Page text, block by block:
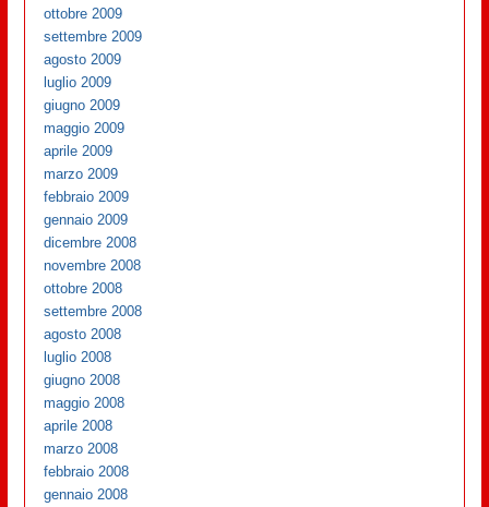
ottobre 2009
settembre 2009
agosto 2009
luglio 2009
giugno 2009
maggio 2009
aprile 2009
marzo 2009
febbraio 2009
gennaio 2009
dicembre 2008
novembre 2008
ottobre 2008
settembre 2008
agosto 2008
luglio 2008
giugno 2008
maggio 2008
aprile 2008
marzo 2008
febbraio 2008
gennaio 2008